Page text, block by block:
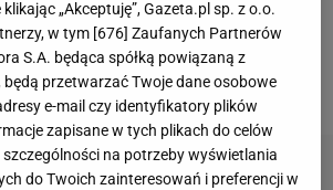
w jej organizmie, została
postaci zanieczyszczonych leków
„Akceptuję”, Gazeta.pl sp. z o.o.
w tym [676] Zaufanych Partnerów
S.A. będąca spółką powiązaną z
będą przetwarzać Twoje dane osobowe
e-mail czy identyfikatory plików
zapisane w tych plikach do celów
na potrzeby wyświetlania
do Twoich zainteresowań i preferencji w